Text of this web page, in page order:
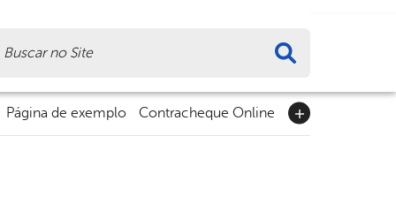
Página de exemplo Contracheque Online